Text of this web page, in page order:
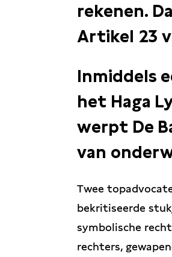
rekenen.
Artikel 23
Inmiddels
het Haga
werpt De
van
Twee
bekritiseerde
symbolische
rechters,